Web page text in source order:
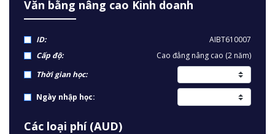
Văn bằng nâng cao Kinh doanh
ID:
AIBT610007
Cấp độ:
Cao đẳng nâng cao (2 năm)
Thời gian học:
Ngày nhập học:
Các loại phí (AUD)